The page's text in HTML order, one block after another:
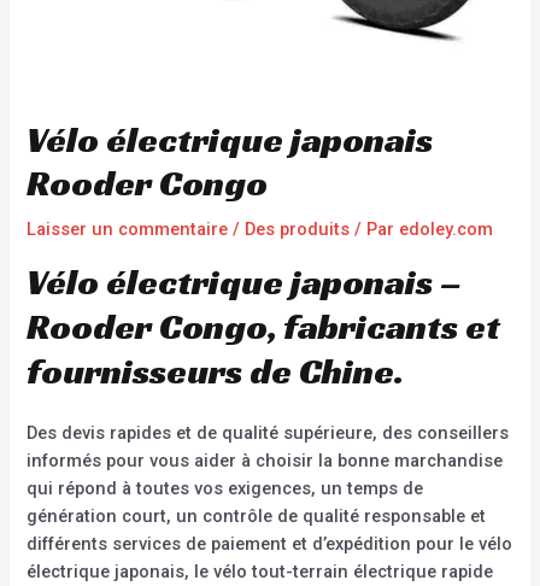
Vélo électrique japonais
Rooder Congo
Laisser un commentaire / Des produits / Par edoley.com
Vélo électrique japonais –
Rooder Congo, fabricants et
fournisseurs de Chine.
Des devis rapides et de qualité supérieure, des conseillers
informés pour vous aider à choisir la bonne marchandise
qui répond à toutes vos exigences, un temps de
génération court, un contrôle de qualité responsable et
différents services de paiement et d’expédition pour le vélo
électrique japonais, le vélo tout-terrain électrique rapide